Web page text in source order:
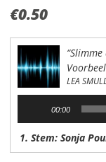
€0.50
LEA
00:00
1. Stem: Sonja